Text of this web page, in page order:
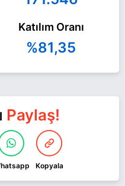
Katılım Oranı
%81,35
Paylaş!
Kopyala